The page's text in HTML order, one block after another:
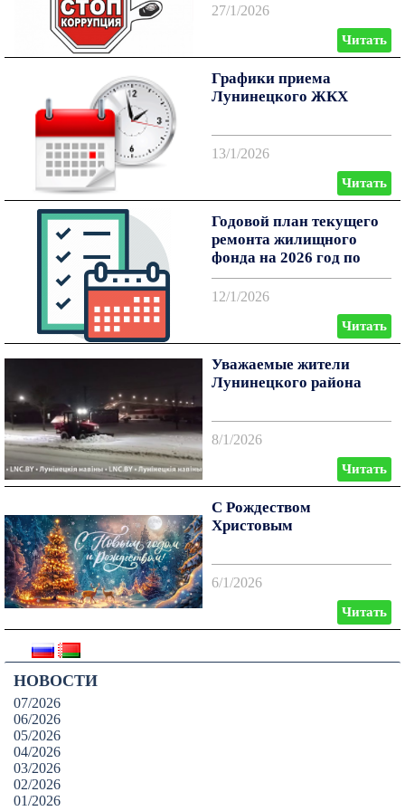
27/1/2026
Читать
Графики приема
Лунинецкого ЖКХ
13/1/2026
Читать
Годовой план текущего
ремонта жилищного
фонда на 2026 год по
Лунинецкому ЖКХ
12/1/2026
Читать
Уважаемые жители
Лунинецкого района
8/1/2026
Читать
С Рождеством
Христовым
6/1/2026
Читать
НОВОСТИ
07/2026
06/2026
05/2026
04/2026
03/2026
02/2026
01/2026